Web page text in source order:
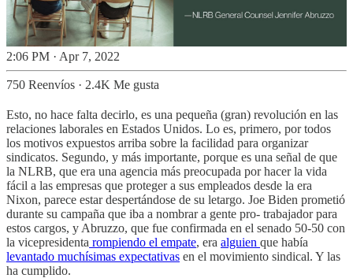
2:06 PM · Apr 7, 2022
750 Reenvíos · 2.4K Me gusta
Esto, no hace falta decirlo, es una pequeña (gran) revolución en las
relaciones laborales en Estados Unidos. Lo es, primero, por todos
los motivos expuestos arriba sobre la facilidad para organizar
sindicatos. Segundo, y más importante, porque es una señal de que
la NLRB, que era una agencia más preocupada por hacer la vida
fácil a las empresas que proteger a sus empleados desde la era
Nixon, parece estar despertándose de su letargo. Joe Biden prometió
durante su campaña que iba a nombrar a gente pro- trabajador para
estos cargos, y Abruzzo, que fue confirmada en el senado 50-50 con
la vicepresidenta rompiendo el empate, era alguien que había
levantado muchísimas expectativas en el movimiento sindical. Y las
ha cumplido.